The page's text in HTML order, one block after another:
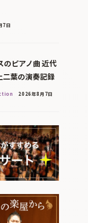
7日
のピアノ曲 近代
葉の演奏記録
2026年8月7日